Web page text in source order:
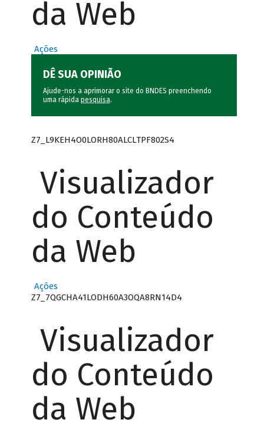
da Web
Ações
DÊ SUA OPINIÃO
Ajude-nos a aprimorar o site do BNDES preenchendo
uma rápida pesquisa.
Z7_L9KEH4O0LORH80ALCLTPF802S4
Visualizador
do Conteúdo
da Web
Ações
Z7_7QGCHA41LODH60A3OQA8RN14D4
Visualizador
do Conteúdo
da Web